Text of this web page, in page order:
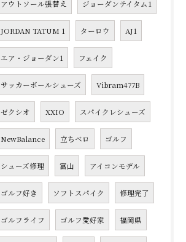
アウトソール張替え ジョーダンテイタム1
JORDAN TATUM 1 ターロウ AJ1
エア・ジョーダン1 フェイク
サッカーボールシューズ Vibram477B
ゼクシオ XXIO スパイクレシューズ
NewBalance 立ちベロ ゴルフ
シューズ修理 富山 アイコンモデル
ゴルフ好き ソフトスパイク 修理完了
ゴルフライフ ゴルフ愛好家 福岡県